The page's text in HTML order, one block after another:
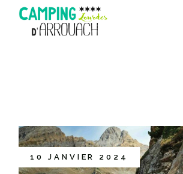
10 JANVIER 2024